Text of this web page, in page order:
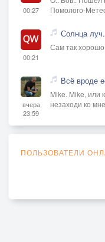
00:27
Помолого-
00:21
Солнца луч.
Сам так
вчера
23:59
Всё вроде
Mike. Mike, или
незаходи ко
ПОЛЬЗОВАТЕЛИ